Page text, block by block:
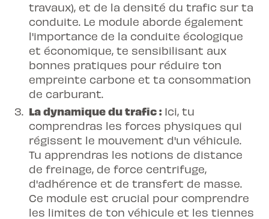
travaux), et de la densité du trafic sur ta
conduite. Le module aborde également
l'importance de la conduite écologique
et économique, te sensibilisant aux
bonnes pratiques pour réduire ton
empreinte carbone et ta consommation
de carburant.
La dynamique du trafic : Ici, tu
comprendras les forces physiques qui
régissent le mouvement d'un véhicule.
Tu apprendras les notions de distance
de freinage, de force centrifuge,
d'adhérence et de transfert de masse.
Ce module est crucial pour comprendre
les limites de ton véhicule et les tiennes